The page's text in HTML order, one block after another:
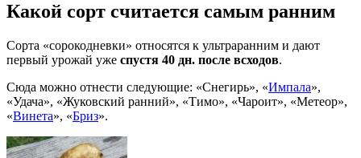
Какой сорт считается самым ранним
Сорта «сорокодневки» относятся к ультраранним и дают
первый урожай уже спустя 40 дн. после всходов.
Сюда можно отнести следующие: «Снегирь», «Импала»,
«Удача», «Жуковский ранний», «Тимо», «Чароит», «Метеор»,
«Винета», «Бриз».